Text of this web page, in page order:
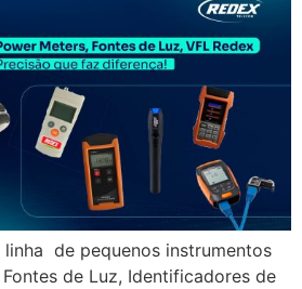
linha de pequenos instrumentos
de Luz, Identificadores de